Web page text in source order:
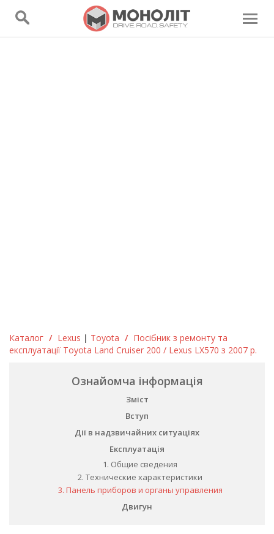
Каталог / Lexus | Toyota / Посібник з ремонту та
експлуатації Toyota Land Cruiser 200 / Lexus LX570 з 2007 р.
Ознайомча інформація
Зміст
Вступ
Дії в надзвичайних ситуаціях
Експлуатація
1. Общие сведения
2. Технические характеристики
3. Панель приборов и органы управления
Двигун